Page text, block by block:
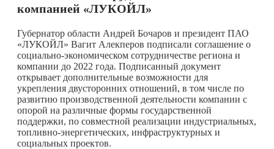
компанией «ЛУКОЙЛ»
Губернатор области Андрей Бочаров и президент ПАО
«ЛУКОЙЛ» Вагит Алекперов подписали соглашение о
социально-экономическом сотрудничестве региона и
компании до 2022 года. Подписанный документ
открывает дополнительные возможности для
укрепления двусторонних отношений, в том числе по
развитию производственной деятельности компании с
опорой на различные формы государственной
поддержки, по совместной реализации индустриальных,
топливно-энергетических, инфраструктурных и
социальных проектов.